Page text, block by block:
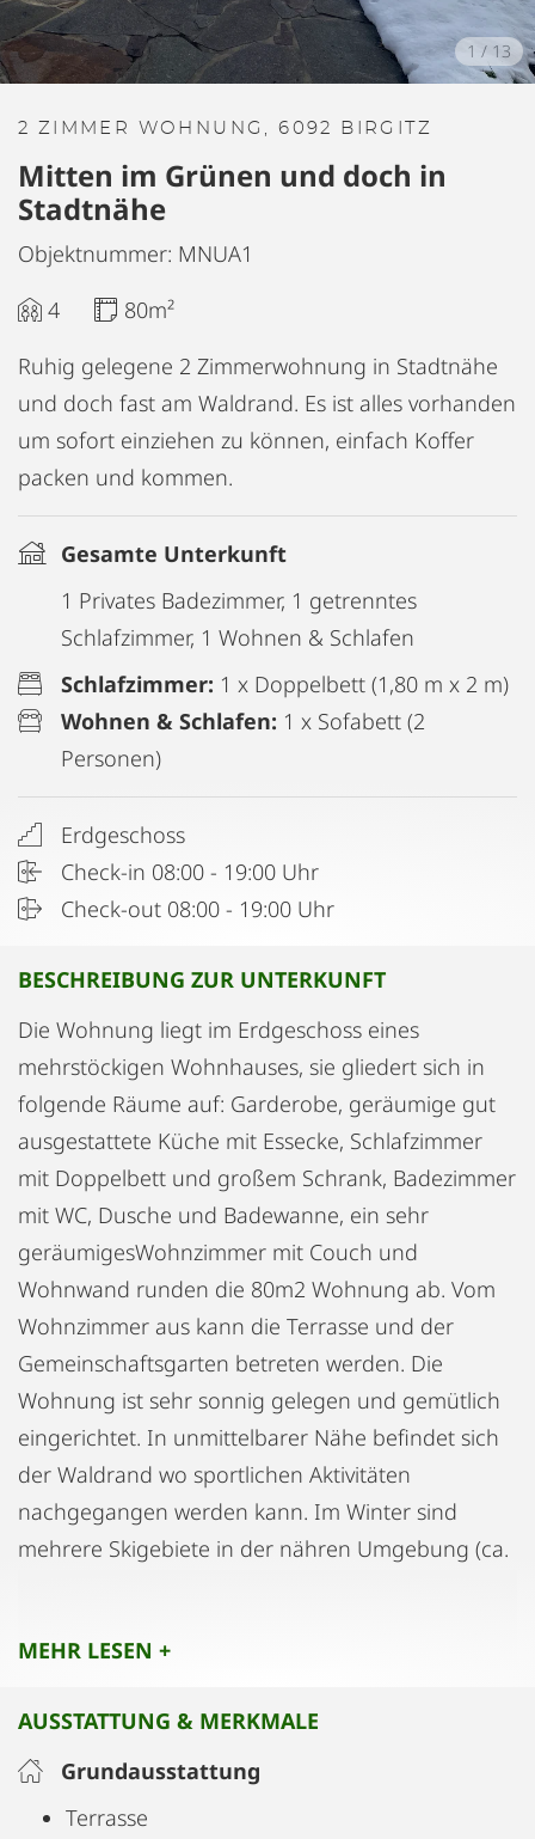
1 / 13
2 ZIMMER WOHNUNG, 6092 BIRGITZ
Mitten im Grünen und doch in
Stadtnähe
Objektnummer: MNUA1
4
80m²
Ruhig gelegene 2 Zimmerwohnung in Stadtnähe
und doch fast am Waldrand. Es ist alles vorhanden
um sofort einziehen zu können, einfach Koffer
packen und kommen.
Gesamte Unterkunft
1 Privates Badezimmer, 1 getrenntes
Schlafzimmer, 1 Wohnen & Schlafen
Schlafzimmer: 1 x Doppelbett (1,80 m x 2 m)
Wohnen & Schlafen: 1 x Sofabett (2
Personen)
Erdgeschoss
Check-in 08:00 - 19:00 Uhr
Check-out 08:00 - 19:00 Uhr
BESCHREIBUNG ZUR UNTERKUNFT
Die Wohnung liegt im Erdgeschoss eines
mehrstöckigen Wohnhauses, sie gliedert sich in
folgende Räume auf: Garderobe, geräumige gut
ausgestattete Küche mit Essecke, Schlafzimmer
mit Doppelbett und großem Schrank, Badezimmer
mit WC, Dusche und Badewanne, ein sehr
geräumigesWohnzimmer mit Couch und
Wohnwand runden die 80m2 Wohnung ab. Vom
Wohnzimmer aus kann die Terrasse und der
Gemeinschaftsgarten betreten werden. Die
Wohnung ist sehr sonnig gelegen und gemütlich
eingerichtet. In unmittelbarer Nähe befindet sich
der Waldrand wo sportlichen Aktivitäten
nachgegangen werden kann. Im Winter sind
mehrere Skigebiete in der nähren Umgebung (ca.
den zahlreich vorhandenen Busverbindungen
MEHR LESEN +
AUSSTATTUNG & MERKMALE
Grundausstattung
Terrasse